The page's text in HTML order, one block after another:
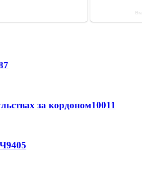
за кордоном10011
9405